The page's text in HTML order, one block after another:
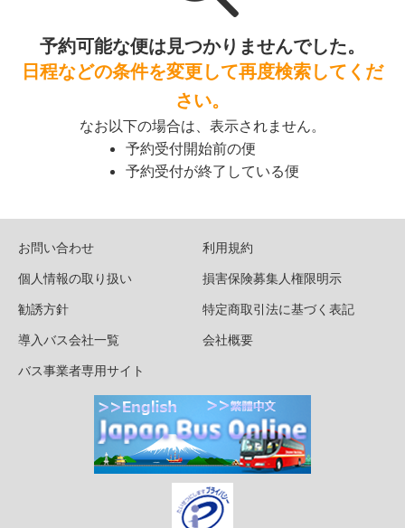
予約可能な便は見つかりませんでした。
日程などの条件を変更して再度検索してくだ
さい。
なお以下の場合は、表示されません。
予約受付開始前の便
予約受付が終了している便
お問い合わせ
利用規約
個人情報の取り扱い
損害保険募集人権限明示
勧誘方針
特定商取引法に基づく表記
導入バス会社一覧
会社概要
バス事業者専用サイト